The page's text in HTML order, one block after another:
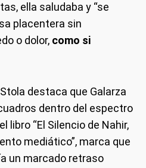
ella saludaba y “se
placentera sin
o dolor, como si
destaca que Galarza
dentro del espectro
libro “El Silencio de Nahir,
mediático”, marca que
un marcado retraso